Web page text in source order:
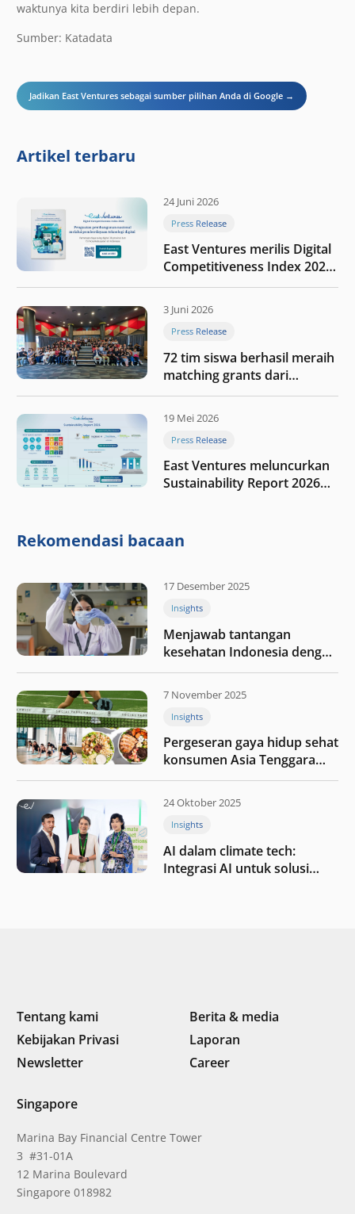
waktunya kita berdiri lebih depan.
Sumber: Katadata
Jadikan East Ventures sebagai sumber pilihan Anda di Google →
Artikel terbaru
24 Juni 2026
Press Release
East Ventures merilis Digital
Competitiveness Index 2026,
menyoroti fase transformasi
digital Indonesia selanjutnya
3 Juni 2026
Press Release
72 tim siswa berhasil meraih
matching grants dari
program My First $1000
19 Mei 2026
Press Release
East Ventures meluncurkan
Sustainability Report 2026
nilai melalui kedisiplinan”
Rekomendasi bacaan
17 Desember 2025
Insights
Menjawab tantangan
kesehatan Indonesia dengan
berinvestasi di teknologi
kesehatan
7 November 2025
Insights
Pergeseran gaya hidup sehat
konsumen Asia Tenggara
pada tahun 2025
24 Oktober 2025
Insights
AI dalam climate tech:
Integrasi AI untuk solusi
Tentang kami
Berita & media
Kebijakan Privasi
Laporan
Newsletter
Career
Singapore
Marina Bay Financial Centre Tower
3 #31-01A
12 Marina Boulevard
Singapore 018982